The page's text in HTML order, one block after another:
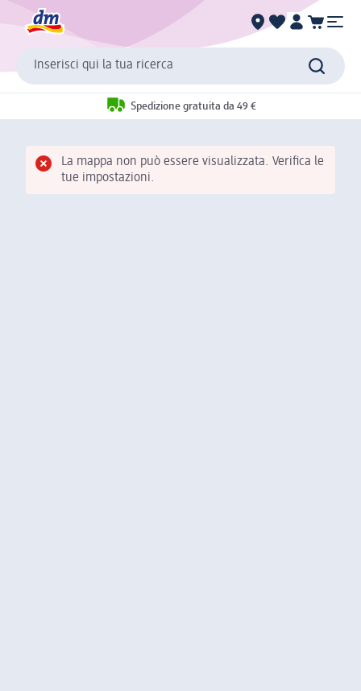
Inserisci qui la tua ricerca
Spedizione gratuita da 49 €
La mappa non può essere visualizzata. Verifica le
tue impostazioni.